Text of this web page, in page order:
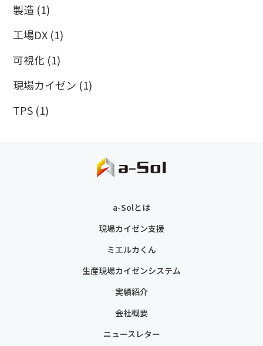
製造 (1)
工場DX (1)
可視化 (1)
現場カイゼン (1)
TPS (1)
a-Solとは
現場カイゼン支援
ミエルカくん
生産現場カイゼンシステム
実績紹介
会社概要
ニュースレター